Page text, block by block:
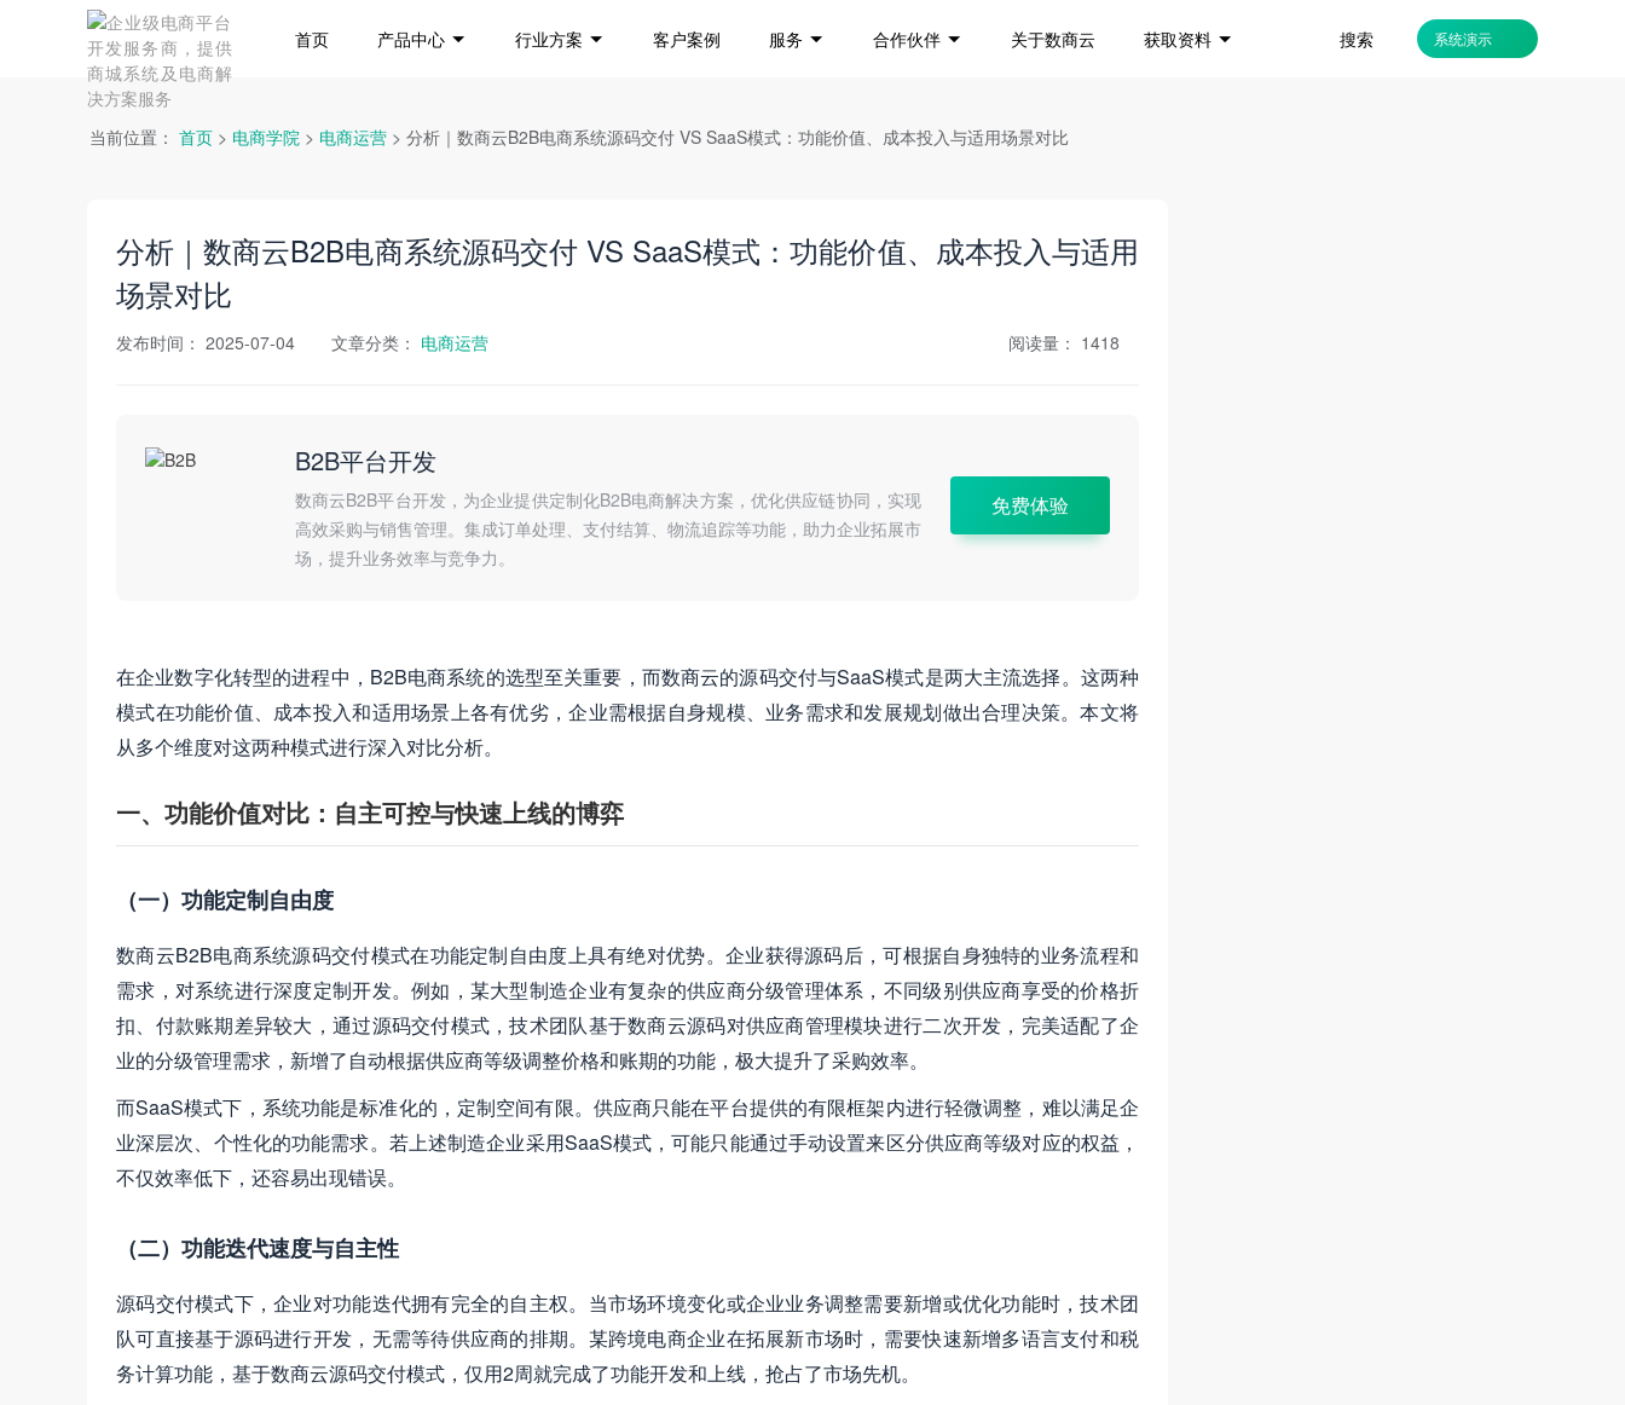
首页 产品中心 行业方案 客户案例 服务 合作伙伴 关于数商云 获取资料 搜索 系统演示
当前位置： 首页 > 电商学院 > 电商运营 > 分析｜数商云B2B电商系统源码交付 VS SaaS模式：功能价值、成本投入与适用场景对比
分析｜数商云B2B电商系统源码交付 VS SaaS模式：功能价值、成本投入与适用
场景对比
发布时间： 2025-07-04 文章分类： 电商运营 阅读量： 1418
B2B平台开发
数商云B2B平台开发，为企业提供定制化B2B电商解决方案，优化供应链协同，实现
高效采购与销售管理。集成订单处理、支付结算、物流追踪等功能，助力企业拓展市
场，提升业务效率与竞争力。
免费体验
在企业数字化转型的进程中，B2B电商系统的选型至关重要，而数商云的源码交付与SaaS模式是两大主流选择。这两种
模式在功能价值、成本投入和适用场景上各有优劣，企业需根据自身规模、业务需求和发展规划做出合理决策。本文将
从多个维度对这两种模式进行深入对比分析。
一、功能价值对比：自主可控与快速上线的博弈
（一）功能定制自由度
数商云B2B电商系统源码交付模式在功能定制自由度上具有绝对优势。企业获得源码后，可根据自身独特的业务流程和
需求，对系统进行深度定制开发。例如，某大型制造企业有复杂的供应商分级管理体系，不同级别供应商享受的价格折
扣、付款账期差异较大，通过源码交付模式，技术团队基于数商云源码对供应商管理模块进行二次开发，完美适配了企
业的分级管理需求，新增了自动根据供应商等级调整价格和账期的功能，极大提升了采购效率。
而SaaS模式下，系统功能是标准化的，定制空间有限。供应商只能在平台提供的有限框架内进行轻微调整，难以满足企
业深层次、个性化的功能需求。若上述制造企业采用SaaS模式，可能只能通过手动设置来区分供应商等级对应的权益，
不仅效率低下，还容易出现错误。
（二）功能迭代速度与自主性
源码交付模式下，企业对功能迭代拥有完全的自主权。当市场环境变化或企业业务调整需要新增或优化功能时，技术团
队可直接基于源码进行开发，无需等待供应商的排期。某跨境电商企业在拓展新市场时，需要快速新增多语言支付和税
务计算功能，基于数商云源码交付模式，仅用2周就完成了功能开发和上线，抢占了市场先机。